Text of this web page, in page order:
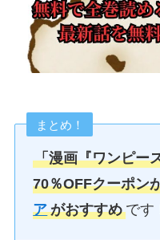
まとめ！
「漫画『ワンピー
70％OFFクーポン
ア がおすすめ です